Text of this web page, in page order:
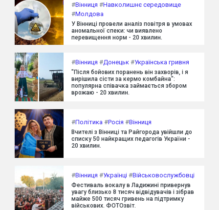
#Вінниця #Навколишнє середовище
#Молдова
У Вінниці провели аналіз повітря в умовах
аномальної спеки: чи виявлено
перевищення норм - 20 хвилин.
#Вінниця #Донецьк #Українська гривня
"Після бойових поранень він захворів, і я
вирішила сісти за кермо комбайна":
популярна співачка займається збором
врожаю - 20 хвилин.
#Політика #Росія #Вінниця
Вчителі з Вінниці та Райгорода увійшли до
списку 50 найкращих педагогів України -
20 хвилин.
#Вінниця #Українці #Військовослужбовці
Фестиваль вокалу в Ладижині привернув
увагу близько 8 тисяч відвідувачів і зібрав
майже 500 тисяч гривень на підтримку
військових. ФОТОзвіт.